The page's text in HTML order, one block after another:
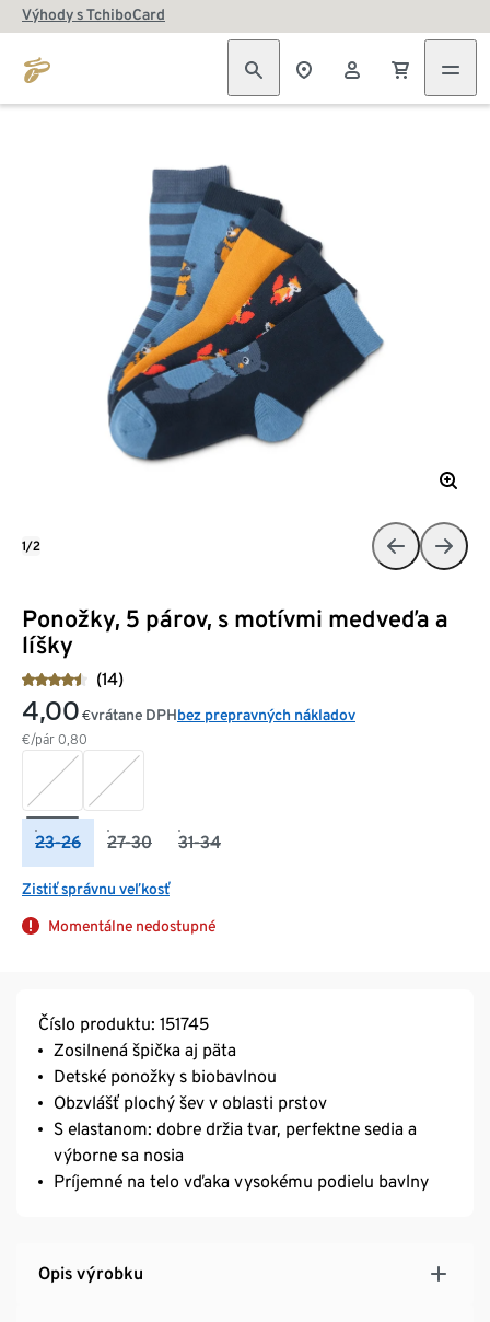
Výhody s TchiboCard
Ponožky, 5 párov, s motívmi medveďa a
líšky
(14)
4,00 €
€/pár 0,80
vrátane DPHbez prepravných nákladov
23-26 27-30 31-34
Zistiť správnu veľkosť
Momentálne nedostupné
1/2
Číslo produktu: 151745
Zosilnená špička aj päta
Detské ponožky s biobavlnou
Obzvlášť plochý šev v oblasti prstov
S elastanom: dobre držia tvar, perfektne sedia a
výborne sa nosia
Príjemné na telo vďaka vysokému podielu bavlny
Opis výrobku